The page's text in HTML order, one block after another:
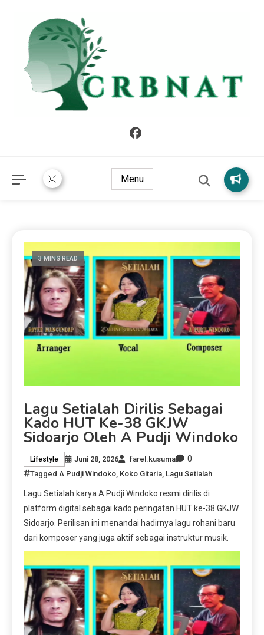
Menu
3 MINS READ
Lagu Setialah Dirilis Sebagai
Kado HUT Ke-38 GKJW
Sidoarjo Oleh A Pudji Windoko
Lifestyle Juni 28, 2026 farel.kusuma 0
Tagged A Pudji Windoko, Koko Gitaria, Lagu Setialah
Lagu Setialah karya A Pudji Windoko resmi dirilis di
platform digital sebagai kado peringatan HUT ke-38 GKJW
Sidoarjo. Perilisan ini menandai hadirnya lagu rohani baru
dari komposer yang juga aktif sebagai instruktur musik.